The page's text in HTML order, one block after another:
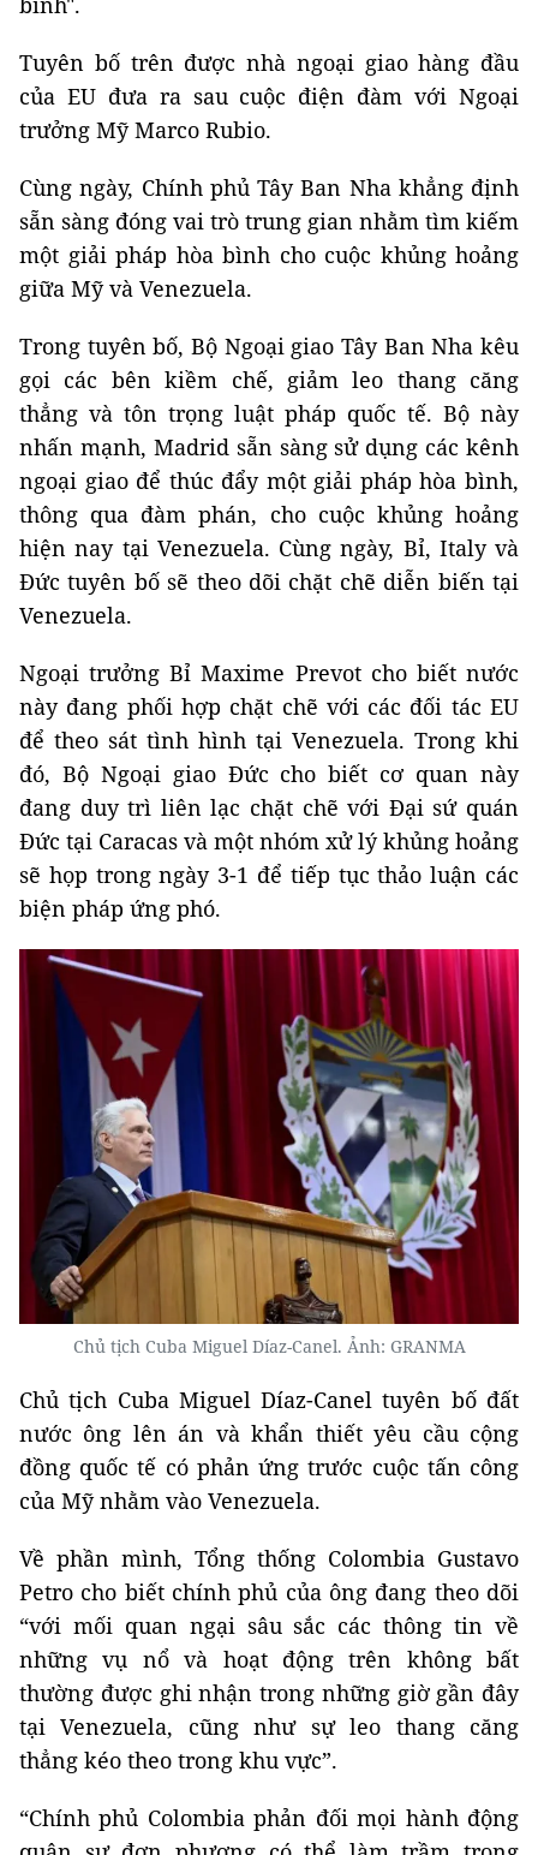
Tuyên bố trên được nhà ngoại giao hàng đầu
của EU đưa ra sau cuộc điện đàm với Ngoại
trưởng Mỹ Marco Rubio.
Cùng ngày, Chính phủ Tây Ban Nha khẳng định
sẵn sàng đóng vai trò trung gian nhằm tìm kiếm
một giải pháp hòa bình cho cuộc khủng hoảng
giữa Mỹ và Venezuela.
Trong tuyên bố, Bộ Ngoại giao Tây Ban Nha kêu
gọi các bên kiềm chế, giảm leo thang căng
thẳng và tôn trọng luật pháp quốc tế. Bộ này
nhấn mạnh, Madrid sẵn sàng sử dụng các kênh
ngoại giao để thúc đẩy một giải pháp hòa bình,
thông qua đàm phán, cho cuộc khủng hoảng
hiện nay tại Venezuela. Cùng ngày, Bỉ, Italy và
Đức tuyên bố sẽ theo dõi chặt chẽ diễn biến tại
Venezuela.
Ngoại trưởng Bỉ Maxime Prevot cho biết nước
này đang phối hợp chặt chẽ với các đối tác EU
để theo sát tình hình tại Venezuela. Trong khi
đó, Bộ Ngoại giao Đức cho biết cơ quan này
đang duy trì liên lạc chặt chẽ với Đại sứ quán
Đức tại Caracas và một nhóm xử lý khủng hoảng
sẽ họp trong ngày 3-1 để tiếp tục thảo luận các
biện pháp ứng phó.
Chủ tịch Cuba Miguel Díaz-Canel. Ảnh: GRANMA
Chủ tịch Cuba Miguel Díaz-Canel tuyên bố đất
nước ông lên án và khẩn thiết yêu cầu cộng
đồng quốc tế có phản ứng trước cuộc tấn công
của Mỹ nhằm vào Venezuela.
Về phần mình, Tổng thống Colombia Gustavo
Petro cho biết chính phủ của ông đang theo dõi
“với mối quan ngại sâu sắc các thông tin về
những vụ nổ và hoạt động trên không bất
thường được ghi nhận trong những giờ gần đây
tại Venezuela, cũng như sự leo thang căng
thẳng kéo theo trong khu vực”.
“Chính phủ Colombia phản đối mọi hành động